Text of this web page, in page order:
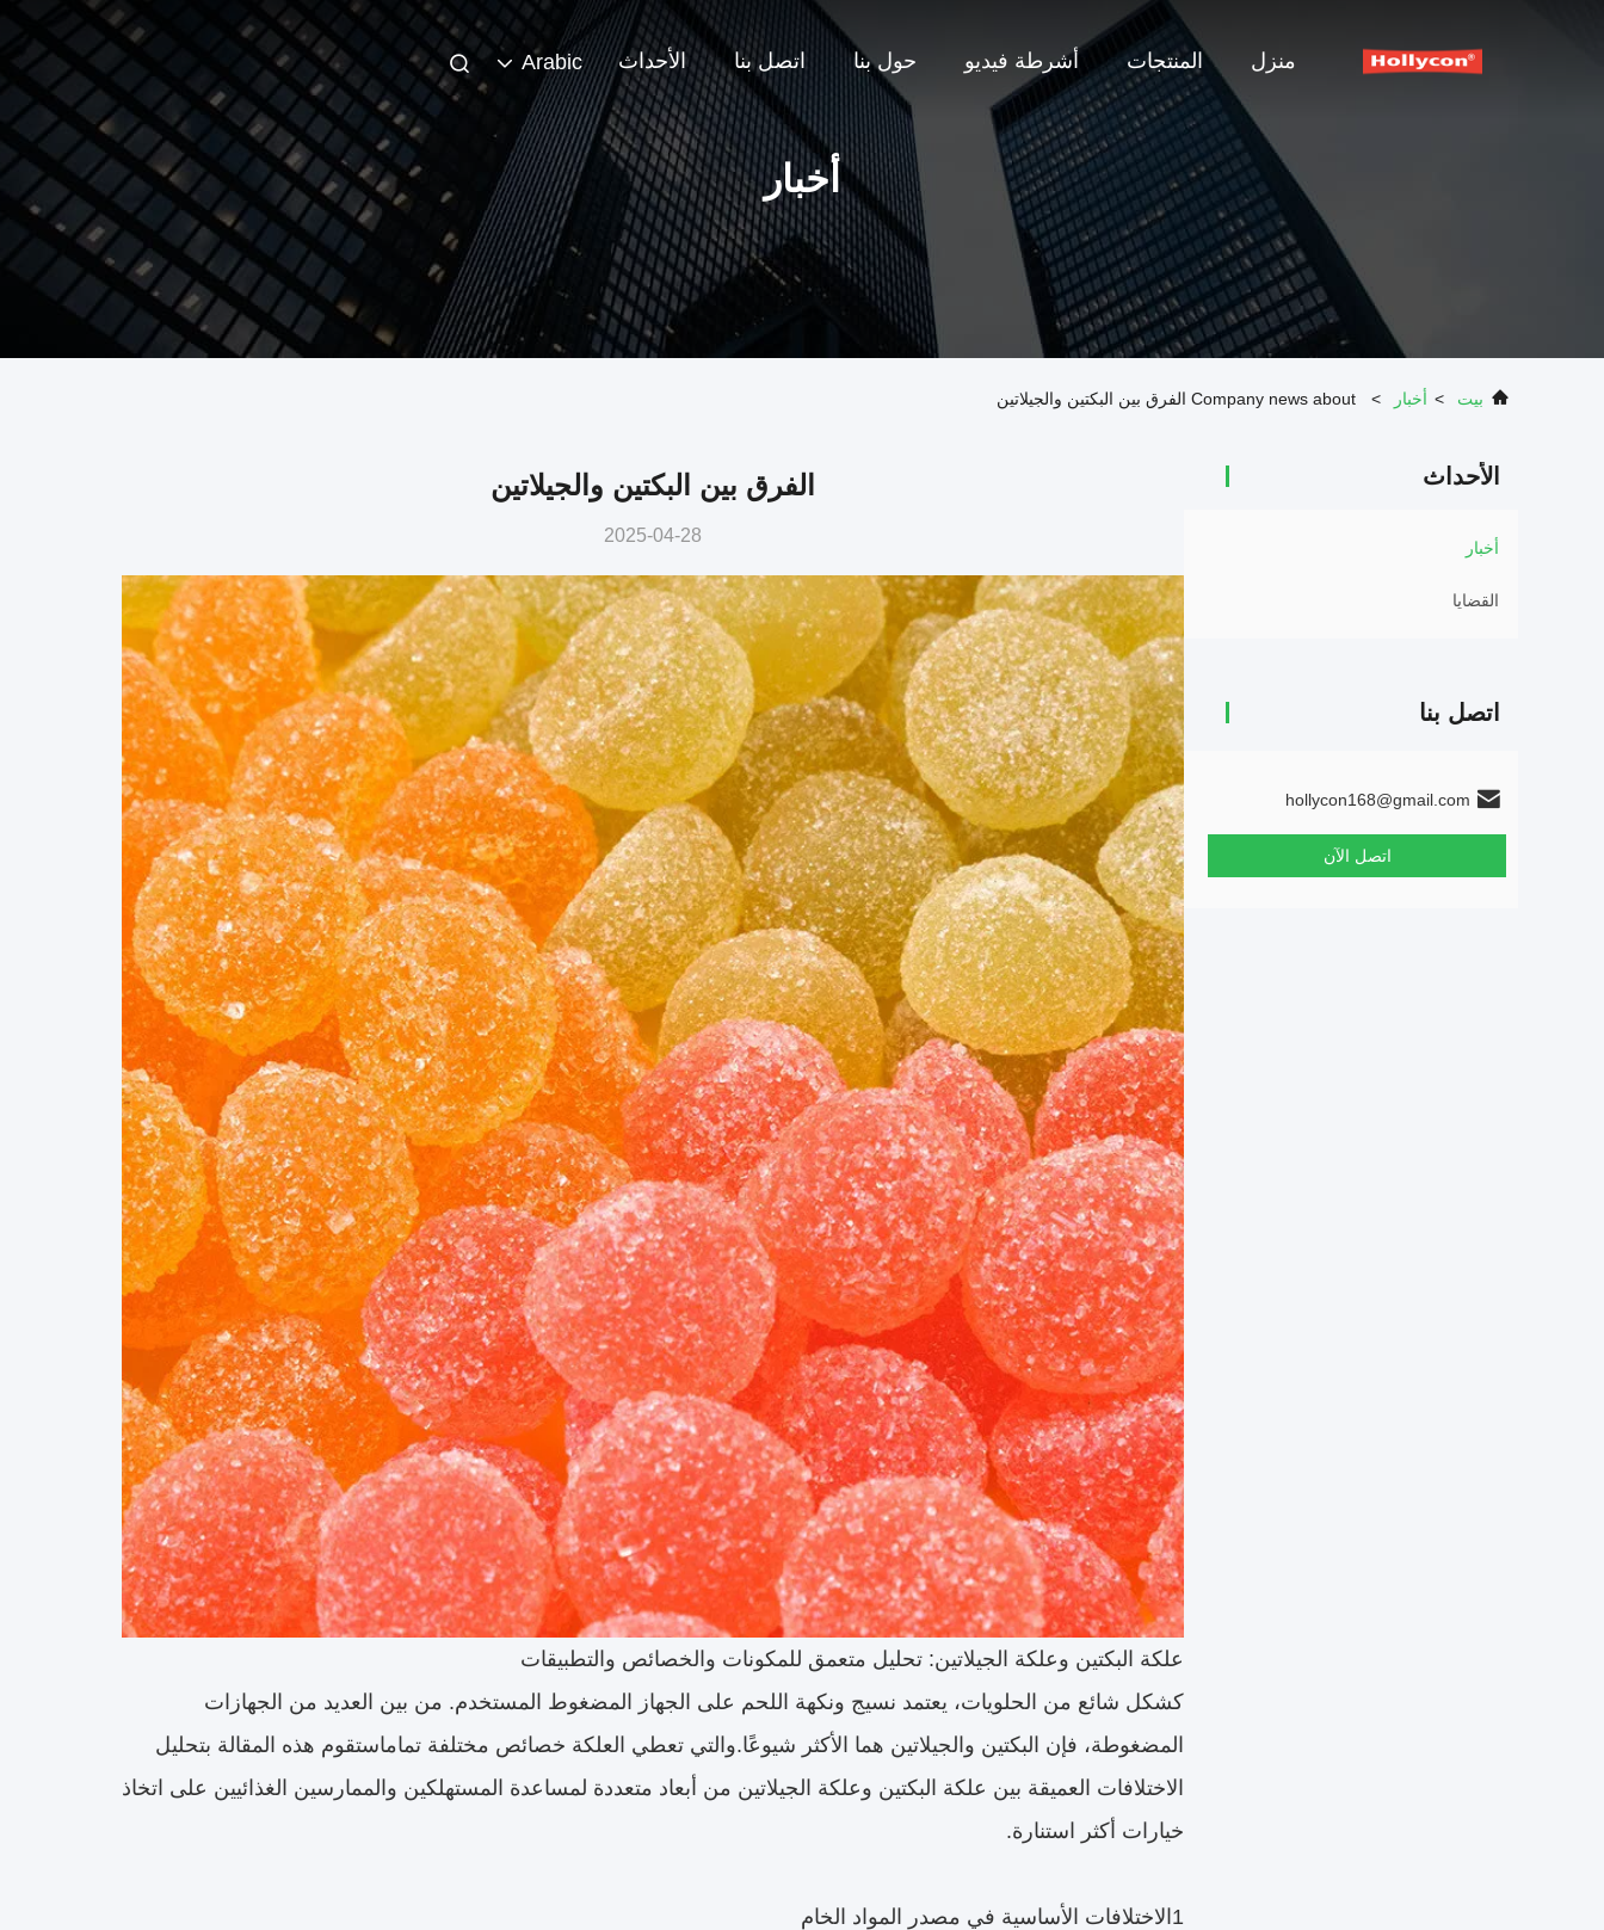
منزل المنتجات أشرطة فيديو حول بنا اتصل بنا الأحداث Arabic
أخبار
بيت > أخبار > Company news about الفرق بين البكتين والجيلاتين
الأحداث
أخبار
القضايا
اتصل بنا
hollycon168@gmail.com
اتصل الآن
الفرق بين البكتين والجيلاتين
2025-04-28
علكة البكتين وعلكة الجيلاتين: تحليل متعمق للمكونات والخصائص والتطبيقات
كشكل شائع من الحلويات، يعتمد نسيج ونكهة اللحم على الجهاز المضغوط المستخدم. من بين العديد من الجهازات
المضغوطة، فإن البكتين والجيلاتين هما الأكثر شيوعًا.والتي تعطي العلكة خصائص مختلفة تماماستقوم هذه المقالة بتحليل
الاختلافات العميقة بين علكة البكتين وعلكة الجيلاتين من أبعاد متعددة لمساعدة المستهلكين والممارسين الغذائيين على اتخاذ
خيارات أكثر استنارة.
1الاختلافات الأساسية في مصدر المواد الخام